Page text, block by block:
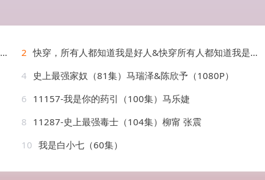
2 快穿，所有人都知道我是好人&快穿所有人都知道我是好人（60集）AI短剧
4
史上最强家奴（81集）马瑞泽&陈欣予（1080P）
6 11157-我是你的药引（100集）马乐婕
8 11287-史上最强毒士（104集）柳甯 张震
10 我是白小七（60集）